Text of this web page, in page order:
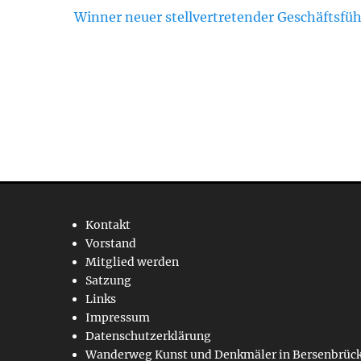
Winner neuer stellvertretender
Kontakt
Vorstand
Mitglied werden
Satzung
Links
Impressum
Datenschutzerklärung
Wanderweg Kunst und Denkmäler in